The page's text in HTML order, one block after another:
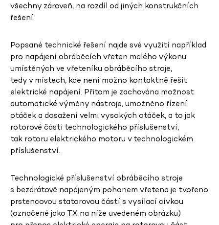
všechny zároveň, na rozdíl od jiných konstrukčních
řešení.
Popsané technické řešení najde své využití například
pro napájení obráběcích vřeten malého výkonu
umístěných ve vřeteníku obráběcího stroje,
tedy v místech, kde není možno kontaktně řešit
elektrické napájení. Přitom je zachována možnost
automatické výměny nástroje, umožněno řízení
otáček a dosažení velmi vysokých otáček, a to jak
rotorové části technologického příslušenství,
tak rotoru elektrického motoru v technologickém
příslušenství.
Technologické příslušenstvíobráběcího stroje
s bezdrátově napájeným pohonem vřetena je tvořeno
prstencovou statorovou částí s vysílací cívkou
(označené jako TX na níže uvedeném obrázku)